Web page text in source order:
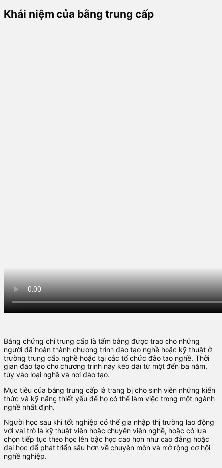
Khái niệm của bằng trung cấp
Bằng chứng chỉ trung cấp là tấm bằng được trao cho những
người đã hoàn thành chương trình đào tạo nghề hoặc kỹ thuật ở
trường trung cấp nghề hoặc tại các tổ chức đào tạo nghề. Thời
gian đào tạo cho chương trình này kéo dài từ một đến ba năm,
tùy vào loại nghề và nơi đào tạo.
Mục tiêu của bằng trung cấp là trang bị cho sinh viên những kiến
thức và kỹ năng thiết yếu để họ có thể làm việc trong một ngành
nghề nhất định.
Người học sau khi tốt nghiệp có thể gia nhập thị trường lao động
với vai trò là kỹ thuật viên hoặc chuyên viên nghề, hoặc có lựa
chọn tiếp tục theo học lên bậc học cao hơn như cao đẳng hoặc
đại học để phát triển sâu hơn về chuyên môn và mở rộng cơ hội
nghề nghiệp.